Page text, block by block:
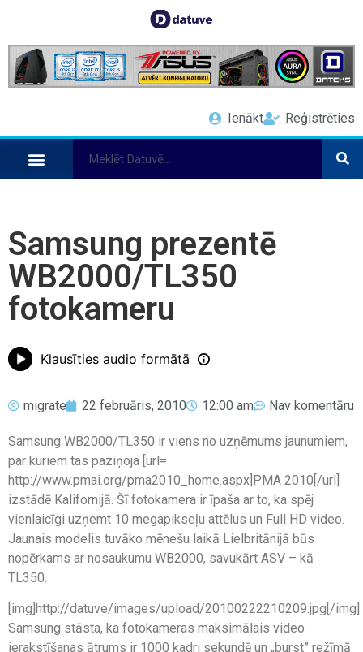
Ienākt Reģistrēties
Samsung prezentē
WB2000/TL350
fotokameru
Klausīties audio formātā
migrate 22 februāris, 2010 12:00 am Nav komentāru
Samsung WB2000/TL350 ir viens no uzņēmums jaunumiem,
par kuriem tas paziņoja [url=
http://www.pmai.org/pma2010_home.aspx]PMA 2010[/url]
izstādē Kalifornijā. Šī fotokamera ir īpaša ar to, ka spēj
vienlaicīgi uzņemt 10 megapikseļu attēlus un Full HD video.
Jaunais modelis tuvāko mēnešu laikā Lielbritānijā būs
nopērkams ar nosaukumu WB2000, savukārt ASV – kā
TL350.
[img]http://datuve/images/upload/20100222210209.jpg[/img]
Samsung stāsta, ka fotokameras maksimālais video
ierakstīšanas ātrums ir 1000 kadri sekundē un „burst” režīmā